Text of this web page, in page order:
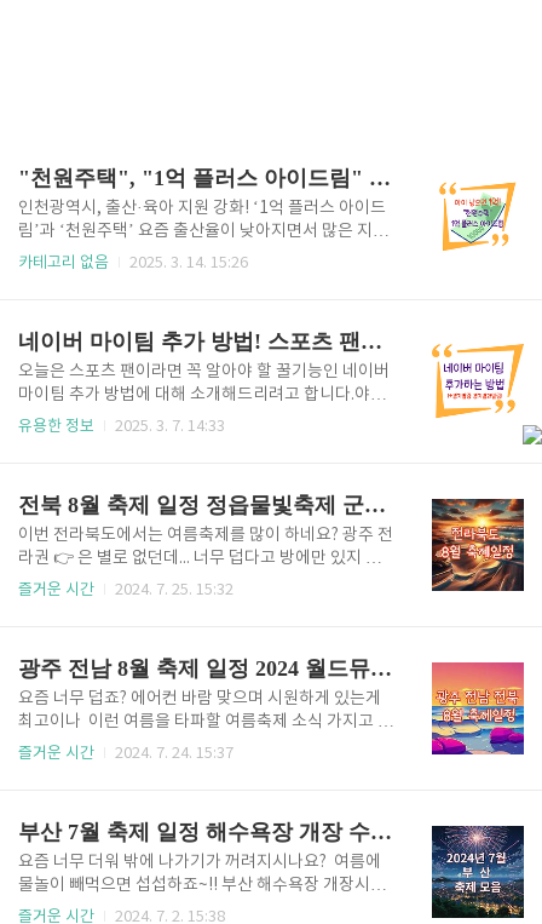
"천원주택", "1억 플러스 아이드림" 아이 낳으면 1억!!
인천광역시, 출산·육아 지원 강화! ‘1억 플러스 아이드
림’과 ‘천원주택’ 요즘 출산율이 낮아지면서 많은 지자
체가 다양한 출산 장려 정책을 내놓고 있는데요. 그중에
신혼부부가 하루 1,000원만 내면 거주할 수 있는 ‘천원
주택’ 정책이 대표적입니다.이런 파격적인 정책 덕분인
지 인천의 출생아 증가율은 8.3%를 기록하며 다른 지
역보다 높은 상승세를 보이고 있는데요.오늘은 인천시
의 출산·육아 지원 정책을 자세히 살펴보고, 신청 방법
지원 정책 – 왜..
카테고리 없음 2025. 3. 14. 15:26
네이버 마이팀 추가 방법! 스포츠 팬이라면 꼭 설정하세요!
오늘은 스포츠 팬이라면 꼭 알아야 할 꿀기능인 네이버
마이팀 추가 방법에 대해 소개해드리려고 합니다.야구,
축구, 농구, 배구 등 내가 좋아하는 팀의 경기 일정과 결
할 수 있답니다.특히 KBO 리그, K리그, NBA 등 시즌이
진행 중일 때는 매일 경기 결과가 궁금해지기 마련인데
요. 이럴 때 네이버 마이팀 설정 방법만 알아두면, 검색
없이도 한눈에 정보를 확인할 수 있으니 정말 유용해요.
그럼 지금부터 네이버 마이팀 추가하는 방법을 자세하
유용한 정보 2025. 3. 7. 14:33
전북 8월 축제 일정 정읍물빛축제 군산부안문화유산야행 무주반딧불축제
이번 전라북도에서는 여름축제를 많이 하네요? 광주 전
라권 👉 은 별로 없던데... 너무 덥다고 방에만 있지 마
시고 여름을 타파할 축제보러 가볼까요? 참고로 저녁에
잉넛, 육중완밴드와 함께 할 수 있습니다. 물빛축제 상
세보기👉 물빛축제 상세보기👉 2024 변산비치파
티 변산 비치파티(8.2 ~ 8.4)변산 비치파티는 변산해수
욕장에서 3일간 열리는 파티로 댄서들의 축하공연과 댄
스경연대회와 더불어 불꽃놀이까지 즐길수가 있습니
즐거운 시간 2024. 7. 25. 15:32
광주 전남 8월 축제 일정 2024 월드뮤직페스티벌 강진하맥축제
요즘 너무 덥죠? 에어컨 바람 맞으며 시원하게 있는게
최고이나 이런 여름을 타파할 여름축제 소식 가지고 왔
습니다. 전라권 광주 전남 전북 8월 축제일정에 대해서
창완 밴드부터 다양한 스펙트럼의 무대가 펼쳐질 예정
입니다. 2024년 6.26일부터 7.24일까지만 얼리버드
티켓 구매 가능하고 그 이후에는 일반 티켓을 구매하셔
야 합니다. 티켓구매 하러가기👉 월드뮤직 페스티
즐거운 시간 2024. 7. 24. 15:37
부산 7월 축제 일정 해수욕장 개장 수제맥주축제 워터밤
요즘 너무 더워 밖에 나가기가 꺼려지시나요? 여름에
물놀이 빼먹으면 섭섭하죠~!! 부산 해수욕장 개장시즌
이 돌아왔습니다~! 해수욕장 개장과 더불어 부산을 즐
즐거운 시간 2024. 7. 2. 15:38